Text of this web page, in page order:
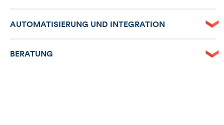
AUTOMATISIERUNG UND INTEGRATION
BERATUNG